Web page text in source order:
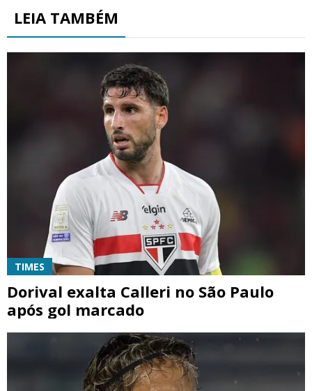
LEIA TAMBÉM
TIMES
Dorival exalta Calleri no São Paulo
após gol marcado